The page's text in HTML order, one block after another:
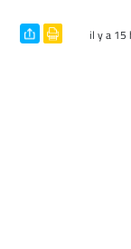
il y a 15